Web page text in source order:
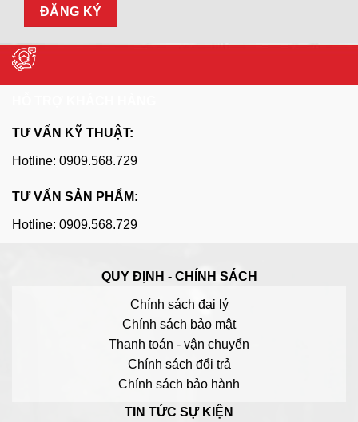
TƯ VẤN KỸ THUẬT:
Hotline: 0909.568.729
TƯ VẤN SẢN PHẨM:
Hotline: 0909.568.729
QUY ĐỊNH - CHÍNH SÁCH
Chính sách đại lý
Chính sách bảo mật
Thanh toán - vận chuyển
Chính sách đổi trả
Chính sách bảo hành
TIN TỨC SỰ KIỆN